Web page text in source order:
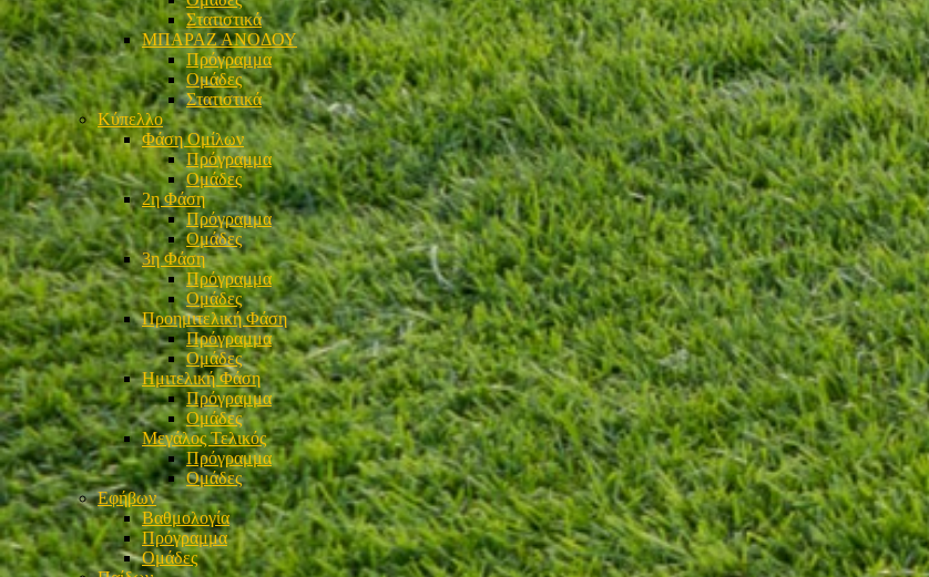
Στατιστικά
ΜΠΑΡΑΖ ΑΝΟΔΟΥ
Πρόγραμμα
Ομάδες
Στατιστικά
Κύπελλο
Φάση Ομίλων
Πρόγραμμα
Ομάδες
2η Φάση
Πρόγραμμα
Ομάδες
3η Φάση
Πρόγραμμα
Ομάδες
Προημιτελική Φάση
Πρόγραμμα
Ομάδες
Ημιτελική Φάση
Πρόγραμμα
Ομάδες
Μεγάλος Τελικός
Πρόγραμμα
Ομάδες
Εφήβων
Βαθμολογία
Πρόγραμμα
Ομάδες